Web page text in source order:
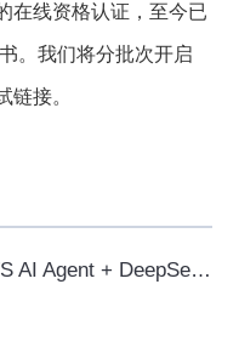
在线资格认证，至今已
。我们将分批次开启
链接。
破解AI落地困局｜AWS AI Agent + DeepSeek场景共创邀请，诚邀报名